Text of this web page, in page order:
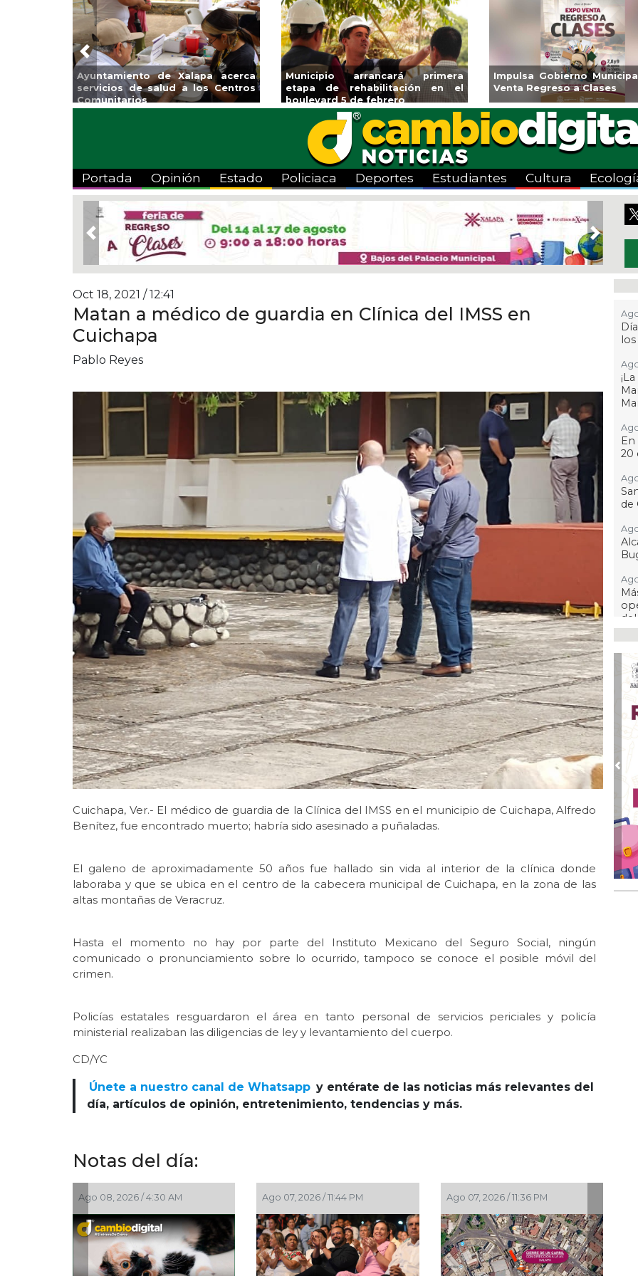
arrancará primera
de rehabilitación en el
5 de febrero
Impulsa Gobierno Municipal Expo
Venta Regreso a Clases
Reabrirá Coatzacoalcos la
Alberca Semiolímpica Zona
Centro
Invita
a
Viva”
Previous
Portada Opinión Estado Policiaca Deportes Estudiantes Cultura
Previous Next
Oct 18, 2021 / 12:41
Matan a médico de guardia en Clínica del IMSS en
Cuichapa
Pablo Reyes
Cuichapa, Ver.- El médico de guardia de la Clínica del IMSS en el municipio de Cuichapa, Alfredo
Benítez, fue encontrado muerto; habría sido asesinado a puñaladas.
El galeno de aproximadamente 50 años fue hallado sin vida al interior de la clínica donde
laboraba y que se ubica en el centro de la cabecera municipal de Cuichapa, en la zona de las
altas montañas de Veracruz.
Hasta el momento no hay por parte del Instituto Mexicano del Seguro Social, ningún
comunicado o pronunciamiento sobre lo ocurrido, tampoco se conoce el posible móvil del
crimen.
Policías estatales resguardaron el área en tanto personal de servicios periciales y policía
ministerial realizaban las diligencias de ley y levantamiento del cuerpo.
CD/YC
Únete a nuestro canal de Whatsapp y entérate de las noticias más relevantes del
día, artículos de opinión, entretenimiento, tendencias y más.
Notas del día:
Ago 07, 2026 / 11:44 PM Ago 07, 2026 / 11:36 PM Ago 07, 2026 / 10:31 PM
20
de
a